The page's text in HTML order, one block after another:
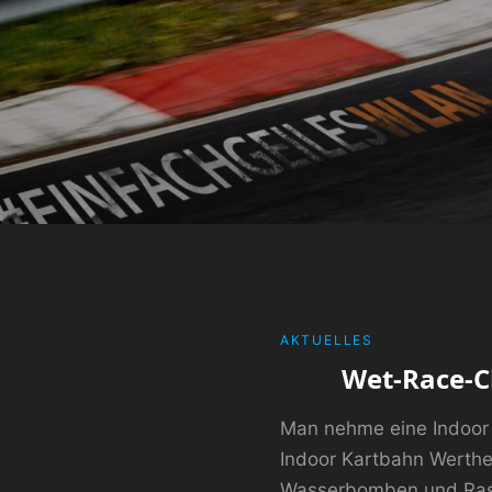
CATEGORIES
AKTUELLES
Wet-Race-
Man nehme eine
Indoor Kartbahn